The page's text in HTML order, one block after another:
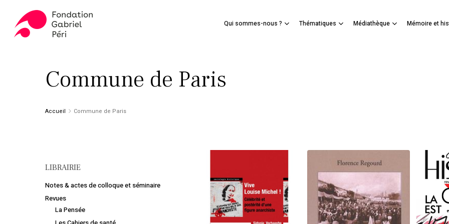
main
Qui sommes-nous ? Thématiques Médiathèque Mémoire et
Panier
Commune de Paris
Accueil Commune de Paris
LIBRAIRIE
Notes & actes de colloque et séminaire
Revues
La Pensée